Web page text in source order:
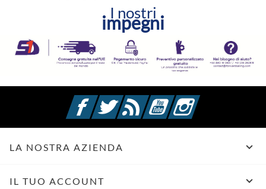
I nostri
impegni
FacebookTwitterRss YouTubeInstagram
LA NOSTRA AZIENDA 
IL TUO ACCOUNT 